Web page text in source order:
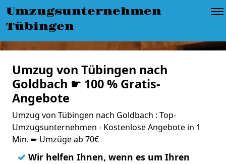
Umzugsunternehmen
Tübingen
Umzug von Tübingen nach
Goldbach ☛ 100 % Gratis-
Angebote
Umzug von Tübingen nach Goldbach : Top-
Umzugsunternehmen - Kostenlose Angebote in 1
Min. ➨ Umzüge ab 70€
✓ Wir helfen Ihnen, wenn es um Ihren